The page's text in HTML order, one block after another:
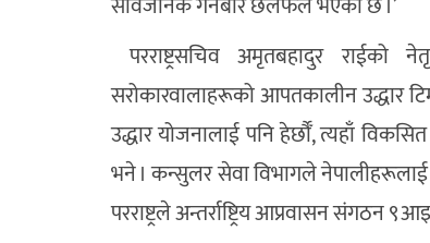
परराष्ट्रसचिव अमृतबहादुर
सरोकारवालाहरूको आपतकालीन उद्धार
उद्धार योजनालाई पनि हेर्छौँ, त्यहाँ
भने । कन्सुलर सेवा विभागले नेपालीहरूलाई
परराष्ट्रले अन्तर्राष्ट्रिय आप्रवासन